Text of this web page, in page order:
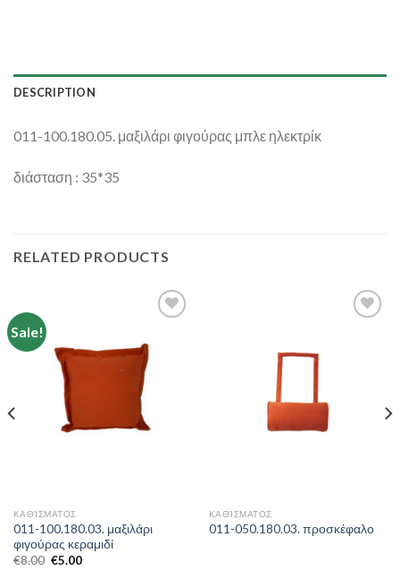
DESCRIPTION
011-100.180.05. μαξιλάρι φιγούρας μπλε ηλεκτρίκ
διάσταση : 35*35
RELATED PRODUCTS
Sale!
Wishlist
ΚΑΘΊΣΜΑΤΟΣ
011-100.180.03. μαξιλάρι
φιγούρας κεραμιδί
€8.00 €5.00
ΚΑΘΊΣΜΑΤΟΣ
011-050.180.03. προσκέφαλο